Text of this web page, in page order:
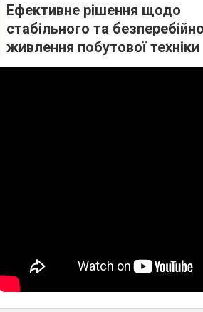
Ефективне рішення щодо
стабільного та
живлення побутової техніки